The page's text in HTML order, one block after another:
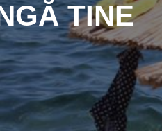
TINE